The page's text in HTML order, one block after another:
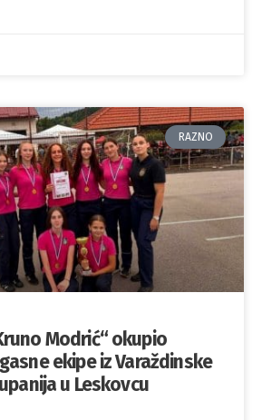
RAZNO
Modrić“ okupio
ekipe iz Varaždinske
u Leskovcu